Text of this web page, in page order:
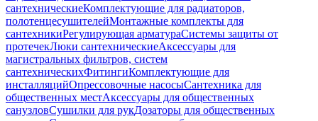
сантехническиеКомплектующие для радиаторов,
полотенцесушителейМонтажные комплекты для
сантехникиРегулирующая арматураСистемы защиты от
протечекЛюки сантехническиеАксессуары для
магистральных фильтров, систем
сантехническихФитингиКомплектующие для
инсталляцийОпрессовочные насосыСантехника для
общественных местАксессуары для общественных
санузловСушилки для рукДозаторы для общественных